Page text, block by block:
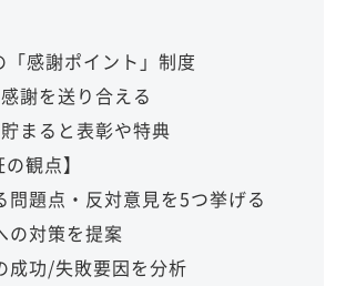
感謝ポイント」制度
謝を送り合える
まると表彰や特典
観点】
問題点・反対意見を5つ挙げる
の対策を提案
成功/失敗要因を分析